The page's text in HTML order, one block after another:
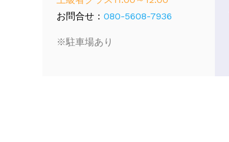
お問合せ： 080-5608-7936
※駐車場あり